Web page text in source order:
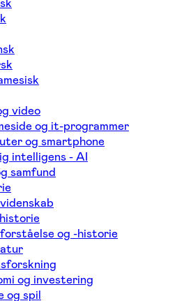
video
og it-programmer
og smartphone
intelligens - AI
samfund
og -historie
og investering
og spil